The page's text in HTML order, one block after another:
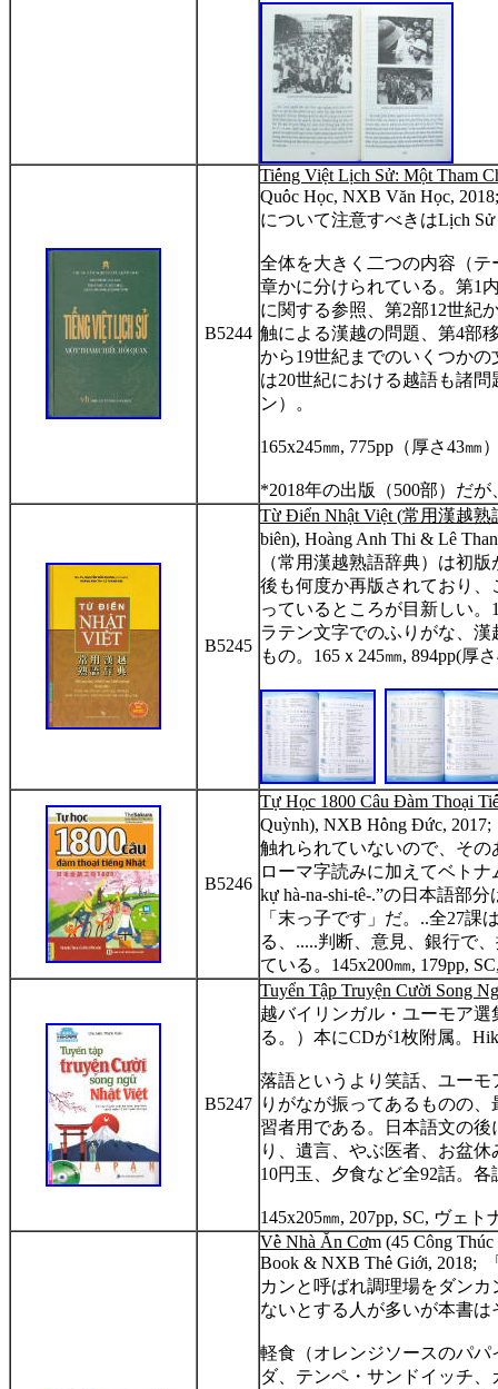
B5244
Tiếng Việt Lịch Sử: Một Tham
Quốc Học, NXB Văn Học, 2018;
について注意すべきはLịch Sử
全体を大きく二つの内容（
章かに分けられている。第1
に関する参照、第2部12世紀
触による漢越の問題、第4部
から19世紀までのいくつか
は20世紀における越語も諸問
ン）。
165x245㎜, 775pp （厚さ43㎜
*2018年の出版（500部）だ
B5245
Từ Điển Nhật Việt (常用漢越熟
biên), Hoàng Anh Thi & Lê
（常用漢越熟語辞典）は初版
後も何度か再版されており
っているところが目新しい。
ラテン文字でのふりがな、
もの。 165 ｘ 245㎜, 894pp(厚さ
B5246
Tự Học 1800 Câu Đàm Thoại Ti
Quỳnh), NXB Hồng Đức, 2017;
触れられていないので、そ
ローマ字読みに加えてベト
kự hà-na-shi-tê-.”の日本語部分
「末っ子です」だ。 ..全27課
る、 .....判断、意見、銀行で
ている。 145x200㎜, 179pp,
B5247
Tuyển Tập Truyện Cười Song Ng
越バイリンガル・ユーモア
る。）本にCDが1枚附属。
落語というより笑話、ユー
りがなが振ってあるものの
習者用である。日本語文の
り、遺言、やぶ医者、お盆
10円玉、夕食など全92話。各
145x205㎜, 207pp, SC, ヴェト
Về Nhà Ăn Cơm (45 Công Thúc
Book & NXB Thế Giới, 2018;
カンと呼ばれ調理場をダン
ないとする人が多いが本書
軽食（オレンジソースのパ
ダ、テンペ・サンドイッチ